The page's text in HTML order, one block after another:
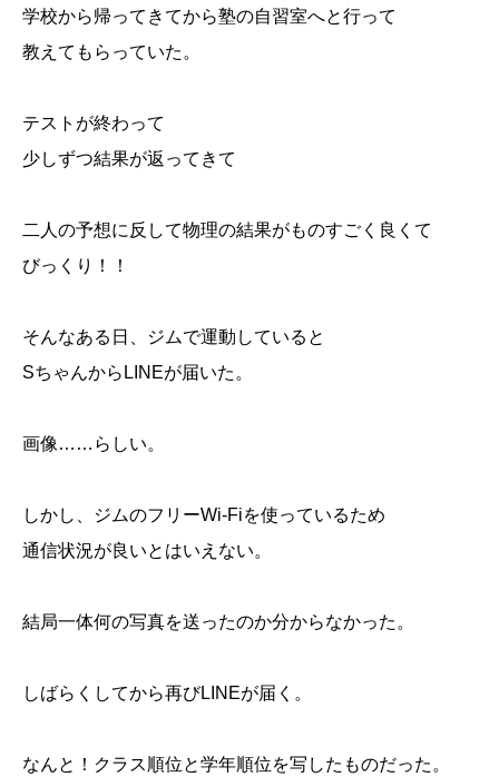
学校から帰ってきてから塾の自習室へと行って
教えてもらっていた。
テストが終わって
少しずつ結果が返ってきて
二人の予想に反して物理の結果がものすごく良くて
びっくり！！
そんなある日、ジムで運動していると
SちゃんからLINEが届いた。
画像……らしい。
しかし、ジムのフリーWi-Fiを使っているため
通信状況が良いとはいえない。
結局一体何の写真を送ったのか分からなかった。
しばらくしてから再びLINEが届く。
なんと！クラス順位と学年順位を写したものだった。